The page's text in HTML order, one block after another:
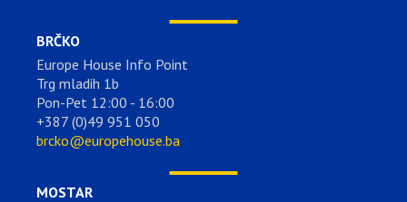
BRČKO
Europe House Info Point
Trg mladih 1b
Pon-Pet 12:00 - 16:00
+387 (0)49 951 050
brcko@europehouse.ba
MOSTAR